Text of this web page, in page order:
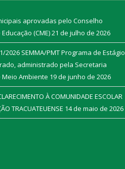
aprovadas pelo Conselho
(CME)21 de julho de 2026
2026 SEMMA/PMT Programa de Estágio
administrado pela Secretaria
Ambiente 19 de junho de 2026
À COMUNIDADE ESCOLAR
TRACUATEUENSE 14 de maio de 2026